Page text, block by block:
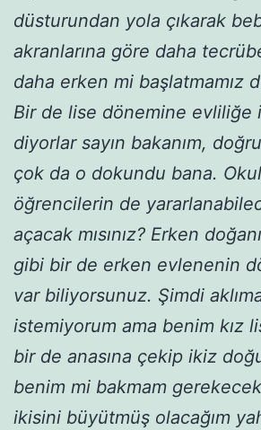
düsturundan yola çıkarak
akranlarına göre daha
daha erken mi başlatmamız
Bir de lise dönemine evliliğe
diyorlar sayın bakanım,
çok da o dokundu bana.
öğrencilerin de
açacak mısınız? Erken
gibi bir de erken evlenenin
var biliyorsunuz. Şimdi
istemiyorum ama benim kız
bir de anasına çekip ikiz
benim mi bakmam
ikisini büyütmüş olacağım